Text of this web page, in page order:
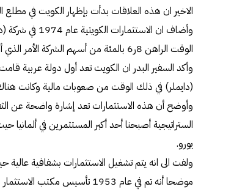
الاخير ان هذه العلاقات بدأت بإظهار الكويت في مطلع
وأضاف ان
الوقت الراهن 8ر6 بالمئة من أسهم الشركة الأمر الذي أهلها أن تكون ثاني أكبر مستثمر وشريك فيها.
وأكد السفير البدر ان الكويت تعد أول دولة عربية قامت
(دايملر) في ذلك الوقت من صعوبات مالية وكانت هناك
وأوضح أن هذه الاستثمارات تعد إشارة واضحة عن
يورو.
ولفت الى انه يتم تشغيل الاستثمارات بشفافية
موضحا أنه تم في عام 1953 تأسيس